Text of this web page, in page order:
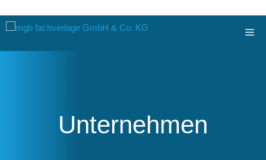
Zum
springen
Unternehmen